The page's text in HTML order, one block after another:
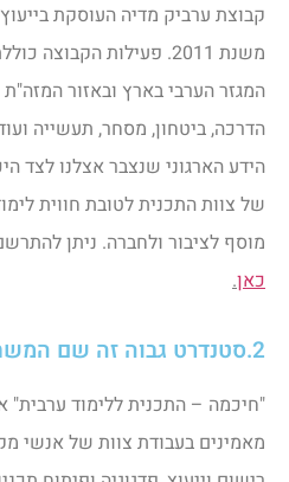
קבוצת ערביק מדיה העוסקת
משנת 2011. פעילות
המגזר הערבי בארץ ובאזור המזה"ת
הדרכה, ביטחון, מסחר, תעשייה
הידע הארגוני שנצבר אצלנו לצד
של צוות התכנית לטובת חווית
מוסף לציבור ולחברה. ניתן
כאן.
2.סטנדרט גבוה זה שם המשחק
"חיכמה – התכנית ללימוד ערבית"
מאמינים בעבודת צוות של אנשי